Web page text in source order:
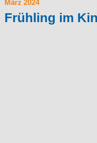
März 2024
Frühling im